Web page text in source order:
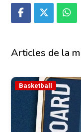
Articles de la
Basketball